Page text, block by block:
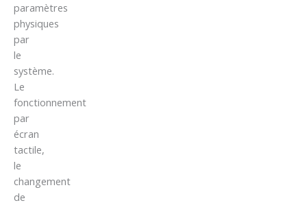
paramètres
physiques
par
le
système.
Le
fonctionnement
par
écran
tactile,
le
changement
de